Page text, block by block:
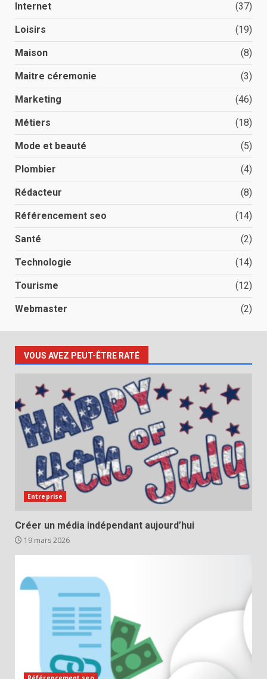
Internet (37)
Loisirs (19)
Maison (8)
Maitre céremonie (3)
Marketing (46)
Métiers (18)
Mode et beauté (5)
Plombier (4)
Rédacteur (8)
Référencement seo (14)
Santé (2)
Technologie (14)
Tourisme (12)
Webmaster (2)
VOUS AVEZ PEUT-ÊTRE RATÉ
Entreprise
Créer un média indépendant aujourd’hui
19 mars 2026